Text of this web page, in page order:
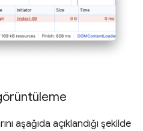
aşağıda açıklandığı şekilde